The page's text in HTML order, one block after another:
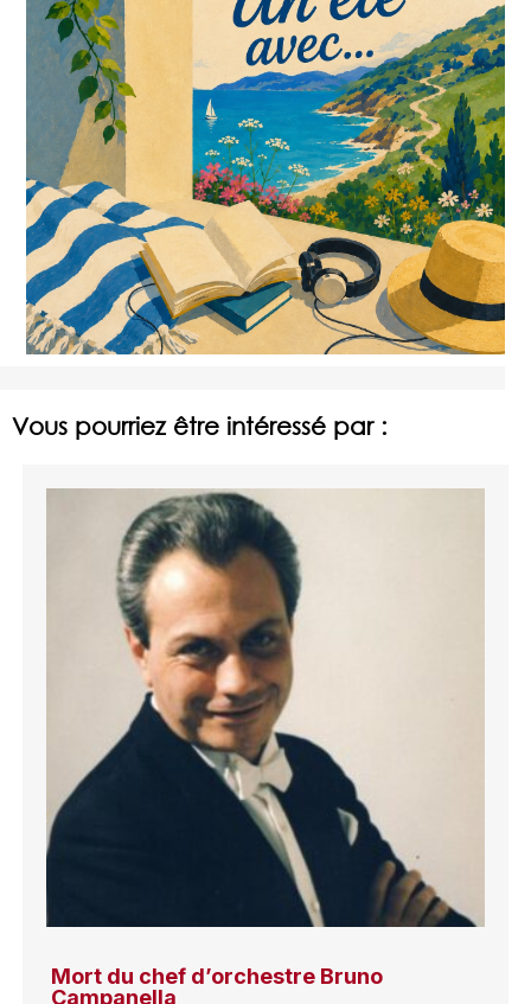
Vous pourriez être intéressé par :
Mort du chef d’orchestre Bruno
Campanella